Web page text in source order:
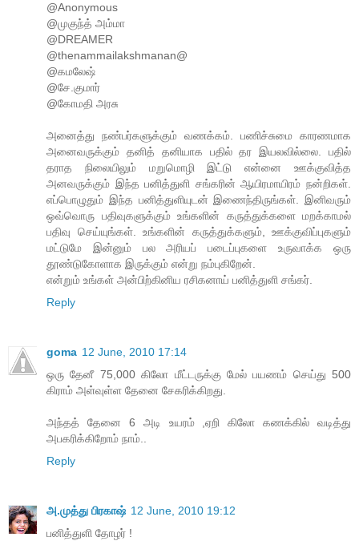
@Anonymous
@முகுந்த் அம்மா
@DREAMER
@thenammailakshmanan@
@கமலேஷ்
@சே.குமார்
@கோமதி அரசு
அனைத்து நண்பர்களுக்கும் வணக்கம். பணிச்சுமை காரணமாக
அனைவருக்கும் தனித் தனியாக பதில் தர இயலவில்லை. பதில்
தராத நிலையிலும் மறுமொழி இட்டு என்னை ஊக்குவித்த
அனவருக்கும் இந்த பனித்துளி சங்கரின் ஆயிரமாயிரம் நன்றிகள்.
எப்பொழுதும் இந்த பனித்துளியுடன் இணைந்திருங்கள். இனிவரும்
ஒவ்வொரு பதிவுகளுக்கும் உங்களின் கருத்துக்களை மறக்காமல்
பதிவு செய்யுங்கள். உங்களின் கருத்துக்களும், ஊக்குவிப்புகளும்
மட்டுமே இன்னும் பல அரியப் படைப்புகளை உருவாக்க ஒரு
தூண்டுகோளாக இருக்கும் என்று நம்புகிறேன்.
என்றும் உங்கள் அன்பிற்கினிய ரசிகனாய் பனித்துளி சங்கர்.
Reply
goma 12 June, 2010 17:14
ஒரு தேனீ 75,000 கிலோ மீட்டருக்கு மேல் பயணம் செய்து 500
கிராம் அள்வுள்ள தேனை சேகரிக்கிறது.
அந்தத் தேனை 6 அடி உயரம் ,ஏறி கிலோ கணக்கில் வடித்து
அபகரிக்கிறோம் நாம்..
Reply
அ.முத்து பிரகாஷ் 12 June, 2010 19:12
பனித்துளி தோழர் !